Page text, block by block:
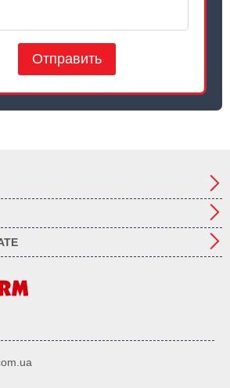
Отправить